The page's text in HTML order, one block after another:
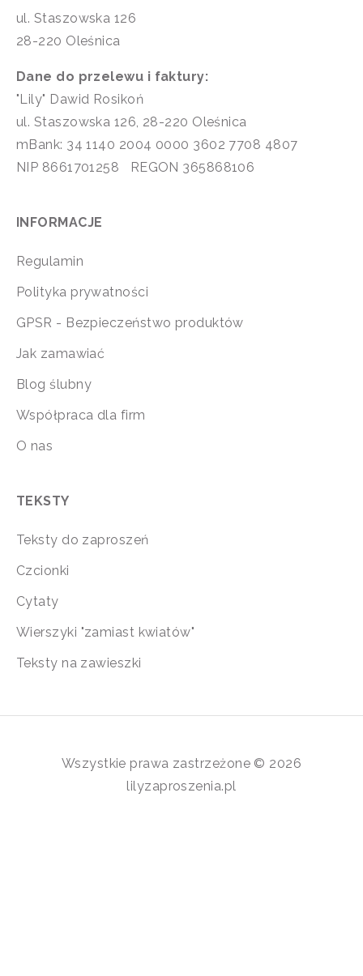
ul. Staszowska 126
28-220 Oleśnica
Dane do przelewu i faktury:
"Lily" Dawid Rosikoń
ul. Staszowska 126, 28-220 Oleśnica
mBank: 34 1140 2004 0000 3602 7708 4807
NIP 8661701258 REGON 365868106
INFORMACJE
Regulamin
Polityka prywatności
GPSR - Bezpieczeństwo produktów
Jak zamawiać
Blog ślubny
Współpraca dla firm
O nas
TEKSTY
Teksty do zaproszeń
Czcionki
Cytaty
Wierszyki "zamiast kwiatów"
Teksty na zawieszki
Wszystkie prawa zastrzeżone © 2026
lilyzaproszenia.pl